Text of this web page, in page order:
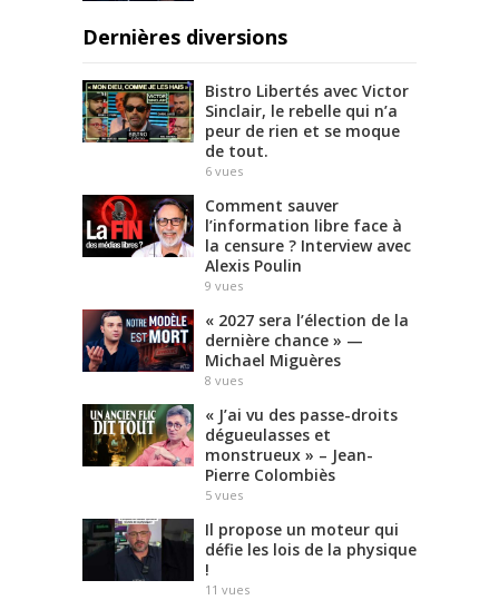
Dernières diversions
Bistro Libertés avec Victor
Sinclair, le rebelle qui n’a
peur de rien et se moque
de tout.
6 vues
Comment sauver
l’information libre face à
la censure ? Interview avec
Alexis Poulin
9 vues
« 2027 sera l’élection de la
dernière chance » —
Michael Miguères
8 vues
« J’ai vu des passe-droits
dégueulasses et
monstrueux » – Jean-
Pierre Colombiès
5 vues
Il propose un moteur qui
défie les lois de la physique
!
11 vues